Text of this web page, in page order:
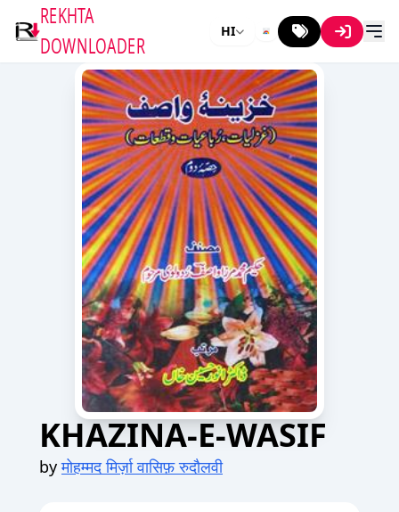
REKHTA
DOWNLOADER
HI
KHAZINA-E-WASIF
byमोहम्मद मिर्ज़ा वासिफ़ रुदाैलवी